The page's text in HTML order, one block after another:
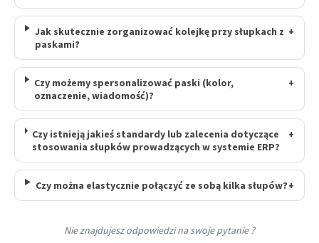
Jak skutecznie zorganizować kolejkę przy słupkach z
paskami?
+
Czy możemy spersonalizować paski (kolor,
oznaczenie, wiadomość)?
+
Czy istnieją jakieś standardy lub zalecenia dotyczące
stosowania słupków prowadzących w systemie ERP?
+
Czy można elastycznie połączyć ze sobą kilka słupów?+
Nie znajdujesz odpowiedzi na swoje pytanie ?